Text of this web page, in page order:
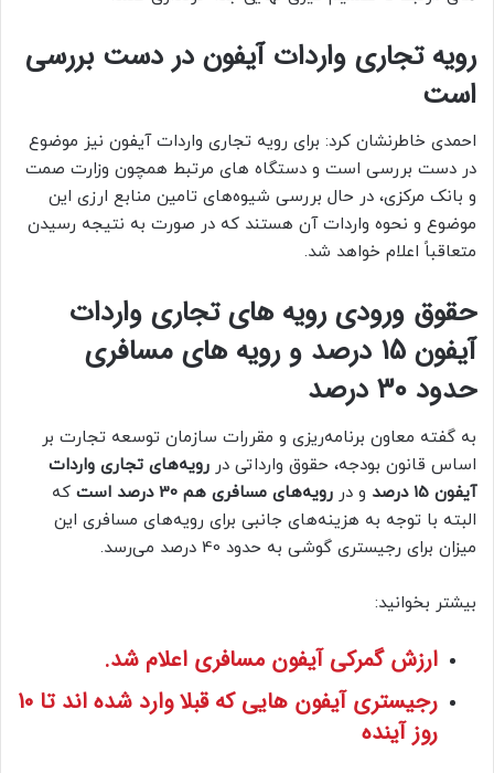
رویه تجاری واردات آیفون در دست بررسی
است
احمدی خاطرنشان کرد: برای رویه تجاری واردات آیفون نیز موضوع
در دست بررسی است و دستگاه های مرتبط همچون وزارت صمت
و بانک مرکزی، در حال بررسی شیوه‌های تامین منابع ارزی این
موضوع و نحوه واردات آن هستند که در صورت به نتیجه رسیدن
متعاقباً اعلام خواهد شد.
حقوق ورودی رویه های تجاری واردات
آیفون 15 درصد و رویه های مسافری
حدود 30 درصد
به گفته معاون برنامه‌ریزی و مقررات سازمان توسعه تجارت بر
اساس قانون بودجه، حقوق وارداتی در رویه‌های تجاری واردات
آیفون 15 درصد
و در رویه‌های مسافری هم 30 درصد است
که
البته با توجه به هزینه‌های جانبی برای رویه‌های مسافری این
میزان برای رجیستری گوشی به حدود 40 درصد می‌رسد.
بیشتر بخوانید:
ارزش گمرکی آیفون مسافری اعلام شد.
رجیستری آیفون هایی که قبلا وارد شده اند تا 10
روز آینده